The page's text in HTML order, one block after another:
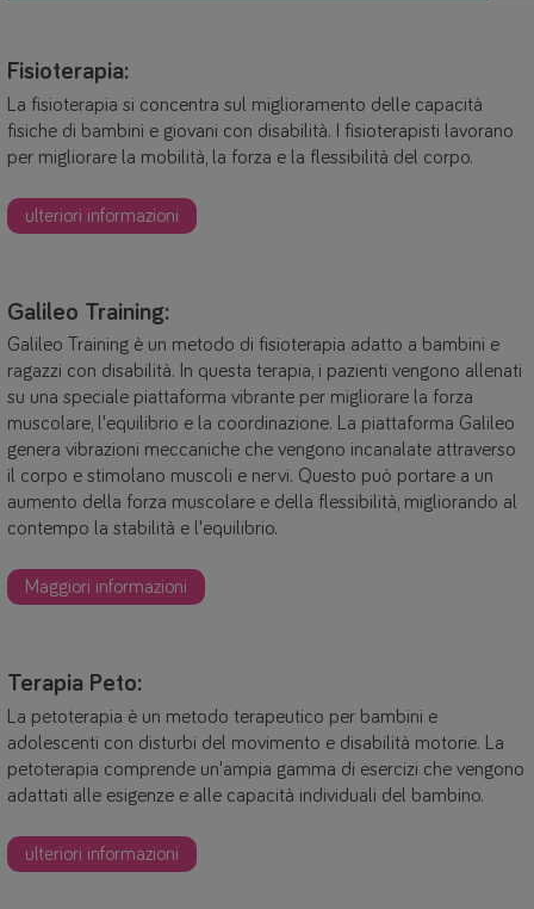
Fisioterapia:
La fisioterapia si concentra sul miglioramento delle capacità
fisiche di bambini e giovani con disabilità. I fisioterapisti lavorano
per migliorare la mobilità, la forza e la flessibilità del corpo.
ulteriori informazioni
Galileo Training:
Galileo Training è un metodo di fisioterapia adatto a bambini e
ragazzi con disabilità. In questa terapia, i pazienti vengono allenati
su una speciale piattaforma vibrante per migliorare la forza
muscolare, l'equilibrio e la coordinazione. La piattaforma Galileo
genera vibrazioni meccaniche che vengono incanalate attraverso
il corpo e stimolano muscoli e nervi. Questo può portare a un
aumento della forza muscolare e della flessibilità, migliorando al
contempo la stabilità e l'equilibrio.
Maggiori informazioni
Terapia Peto:
La petoterapia è un metodo terapeutico per bambini e
adolescenti con disturbi del movimento e disabilità motorie. La
petoterapia comprende un'ampia gamma di esercizi che vengono
adattati alle esigenze e alle capacità individuali del bambino.
ulteriori informazioni